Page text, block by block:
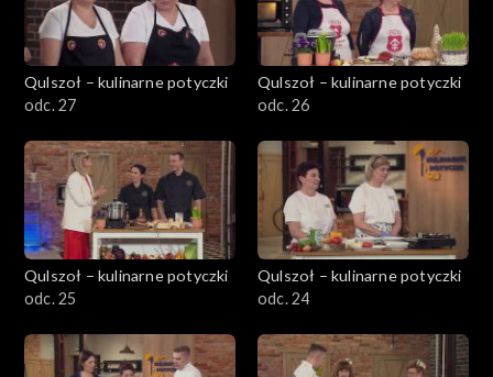
Qulszoł – kulinarne potyczki
odc. 27
Qulszoł – kulinarne potyczki
odc. 26
Qulszoł – kulinarne potyczki
odc. 25
Qulszoł – kulinarne potyczki
odc. 24